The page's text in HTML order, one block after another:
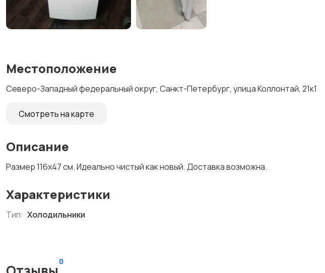
Местоположение
Северо-Западный федеральный округ, Санкт-Петербург, улица Коллонтай, 21к1
Смотреть на карте
Описание
Размер 116х47 см. Идеально чистый как новый. Доставка возможна.
Характеристики
Тип: Холодильники
0